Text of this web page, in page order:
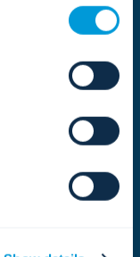
more information
트너십,
은 우리
고 조금
기회입